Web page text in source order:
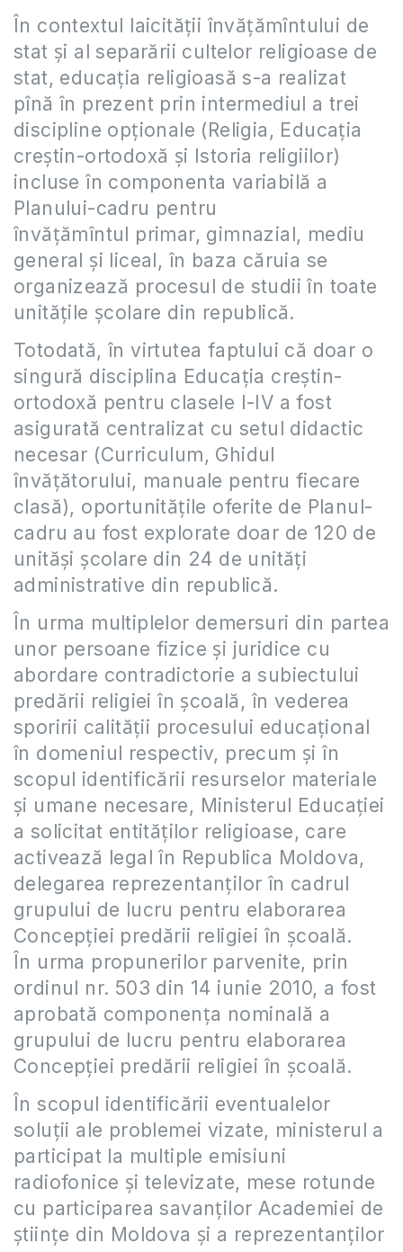
În contextul laicităţii învăţămîntului de
stat şi al separării cultelor religioase de
stat, educaţia religioasă s-a realizat
pînă în prezent prin intermediul a trei
discipline opţionale (Religia, Educaţia
creştin-ortodoxă şi Istoria religiilor)
incluse în componenta variabilă a
Planului-cadru pentru
învăţămîntul primar, gimnazial, mediu
general şi liceal, în baza căruia se
organizează procesul de studii în toate
unităţile şcolare din republică.
Totodată, în virtutea faptului că doar o
singură disciplina Educaţia creştin-
ortodoxă pentru clasele I-IV a fost
asigurată centralizat cu setul didactic
necesar (Curriculum, Ghidul
învăţătorului, manuale pentru fiecare
clasă), oportunităţile oferite de Planul-
cadru au fost explorate doar de 120 de
unităşi şcolare din 24 de unităţi
administrative din republică.
În urma multiplelor demersuri din partea
unor persoane fizice şi juridice cu
abordare contradictorie a subiectului
predării religiei în şcoală, în vederea
sporirii calităţii procesului educaţional
în domeniul respectiv, precum şi în
scopul identificării resurselor materiale
şi umane necesare, Ministerul Educaţiei
a solicitat entităţilor religioase, care
activează legal în Republica Moldova,
delegarea reprezentanţilor în cadrul
grupului de lucru pentru elaborarea
Concepţiei predării religiei în şcoală.
În urma propunerilor parvenite, prin
ordinul nr. 503 din 14 iunie 2010, a fost
aprobată componenţa nominală a
grupului de lucru pentru elaborarea
Concepţiei predării religiei în şcoală.
În scopul identificării eventualelor
soluţii ale problemei vizate, ministerul a
participat la multiple emisiuni
radiofonice şi televizate, mese rotunde
cu participarea savanţilor Academiei de
ştiinţe din Moldova şi a reprezentanţilor